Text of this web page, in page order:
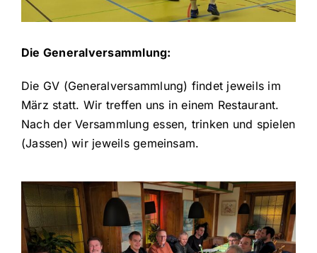
Die Generalversammlung:
Die GV (Generalversammlung) findet jeweils im
März statt. Wir treffen uns in einem Restaurant.
Nach der Versammlung essen, trinken und spielen
(Jassen) wir jeweils gemeinsam.